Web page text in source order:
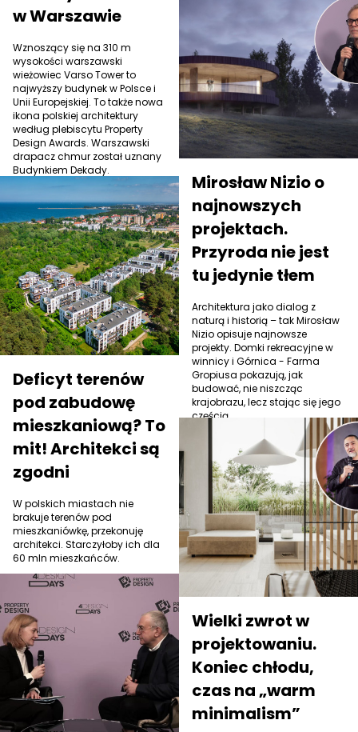
w Warszawie
Wznoszący się na 310 m
wysokości warszawski
wieżowiec Varso Tower to
najwyższy budynek w Polsce i
Unii Europejskiej. To także nowa
ikona polskiej architektury
według plebiscytu Property
Design Awards. Warszawski
drapacz chmur został uznany
Budynkiem Dekady.
Mirosław Nizio o
najnowszych
projektach.
Przyroda nie jest
tu jedynie tłem
Architektura jako dialog z
naturą i historią – tak Mirosław
Nizio opisuje najnowsze
projekty. Domki rekreacyjne w
winnicy i Górnica - Farma
Gropiusa pokazują, jak
budować, nie niszcząc
krajobrazu, lecz stając się jego
częścią.
Deficyt terenów
pod zabudowę
mieszkaniową? To
mit! Architekci są
zgodni
W polskich miastach nie
brakuje terenów pod
mieszkaniówkę, przekonuję
architekci. Starczyłoby ich dla
60 mln mieszkańców.
Wielki zwrot w
projektowaniu.
Koniec chłodu,
czas na „warm
minimalism”